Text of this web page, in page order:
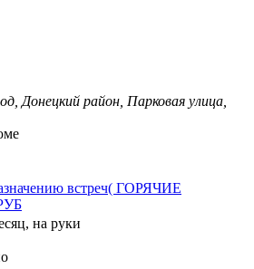
Донецкий район, Парковая улица,
встреч( ГОРЯЧИЕ
на руки